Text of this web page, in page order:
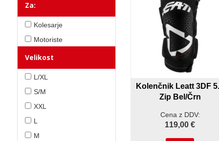
Za:
Kolesarje
Motoriste
Velikost
L/XL
S/M
XXL
L
M
Kolenčnik Leatt 3DF
Zip Bel/Črn
Cena z DDV:
119,00 €